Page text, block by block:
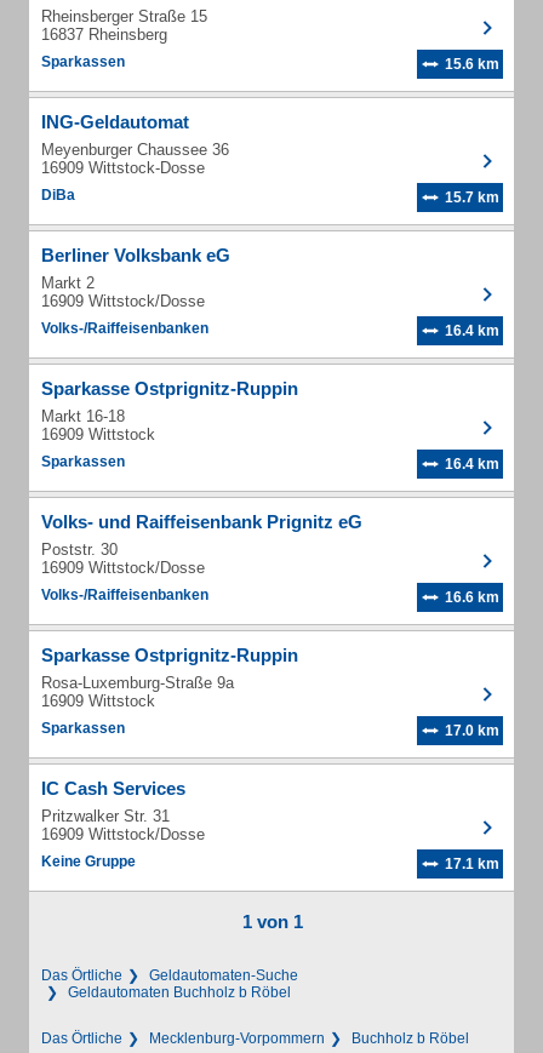
Rheinsberger Straße 15
16837 Rheinsberg
Sparkassen 15.6 km
ING-Geldautomat
Meyenburger Chaussee 36
16909 Wittstock-Dosse
DiBa 15.7 km
Berliner Volksbank eG
Markt 2
16909 Wittstock/Dosse
Volks-/Raiffeisenbanken 16.4 km
Sparkasse Ostprignitz-Ruppin
Markt 16-18
16909 Wittstock
Sparkassen 16.4 km
Volks- und Raiffeisenbank Prignitz eG
Poststr. 30
16909 Wittstock/Dosse
Volks-/Raiffeisenbanken 16.6 km
Sparkasse Ostprignitz-Ruppin
Rosa-Luxemburg-Straße 9a
16909 Wittstock
Sparkassen 17.0 km
IC Cash Services
Pritzwalker Str. 31
16909 Wittstock/Dosse
Keine Gruppe 17.1 km
1 von 1
Das Örtliche
Geldautomaten-Suche
Geldautomaten Buchholz b Röbel
Das Örtliche Mecklenburg-Vorpommern Buchholz b Röbel